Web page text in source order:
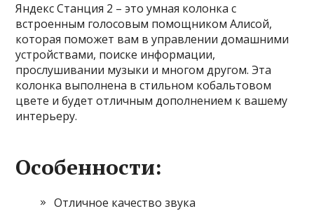
Яндекс Станция 2 – это умная колонка с
встроенным голосовым помощником Алисой,
которая поможет вам в управлении домашними
устройствами, поиске информации,
прослушивании музыки и многом другом. Эта
колонка выполнена в стильном кобальтовом
цвете и будет отличным дополнением к вашему
интерьеру.
Особенности:
Отличное качество звука